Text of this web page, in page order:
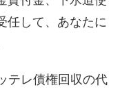
任して、あなたに
テレ債権回収の代